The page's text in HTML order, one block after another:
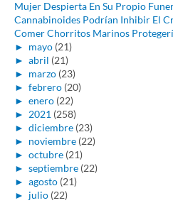
Mujer Despierta En Su Propio
Cannabinoides Podrían Inhibir El
Comer Chorritos Marinos
► mayo (21)
► abril (21)
► marzo (23)
► febrero (20)
► enero (22)
► 2021 (258)
► diciembre (23)
► noviembre (22)
► octubre (21)
► septiembre (22)
► agosto (21)
► julio (22)